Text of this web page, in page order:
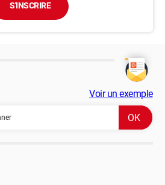
S'INSCRIRE
Voir un exemple